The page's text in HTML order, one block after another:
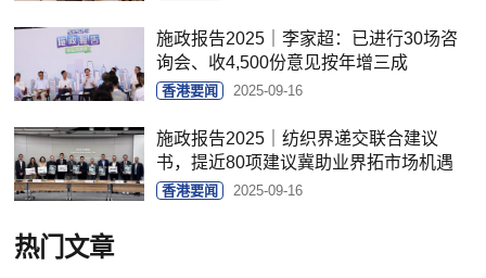
施政报告2025｜李家超：已进行30场咨
询会、收4,500份意见按年增三成
香港要闻 2025-09-16
施政报告2025｜纺织界递交联合建议
书，提近80项建议冀助业界拓市场机遇
香港要闻 2025-09-16
热门文章